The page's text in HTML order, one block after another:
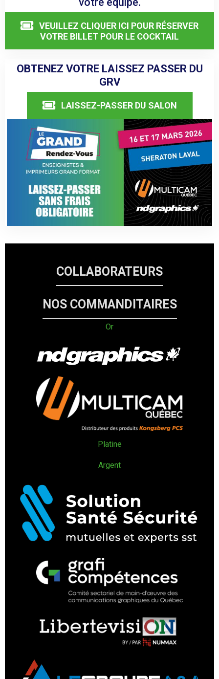
VEUILLEZ CLIQUER ICI POUR RÉSERVER
VOTRE BILLET POUR LE COCKTAIL
OBTENEZ VOTRE LAISSEZ PASSER DU
GRV
LAISSEZ-PASSER DU SALON
COLLABORATEURS
NOS COMMANDITAIRES
Or
Platine
Argent